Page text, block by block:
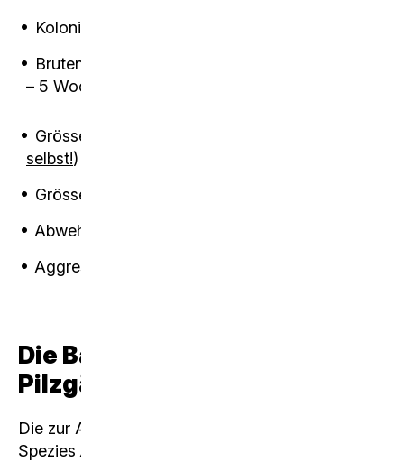
Koloniegrösse: 5 – 8 Millionen Tiere.
Brutentwicklung vom Ei – Larve – Arbeiterin: 4
– 5 Wochen.
Grösse Königin: 30 – 34 mm (
selbst!)
Grösse Arbeiterin/Kaste: 2.5 – 25 mm
Abwehr: enorme Beisskraft
Aggression: hoch
Die Bauern und ihre
Pilzgärten
Die zur Art der Blattschneiderameisen gehörende
Spezies Atta cephalotes